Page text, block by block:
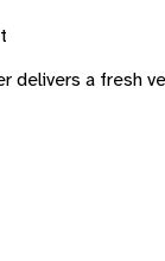
delivers a fresh